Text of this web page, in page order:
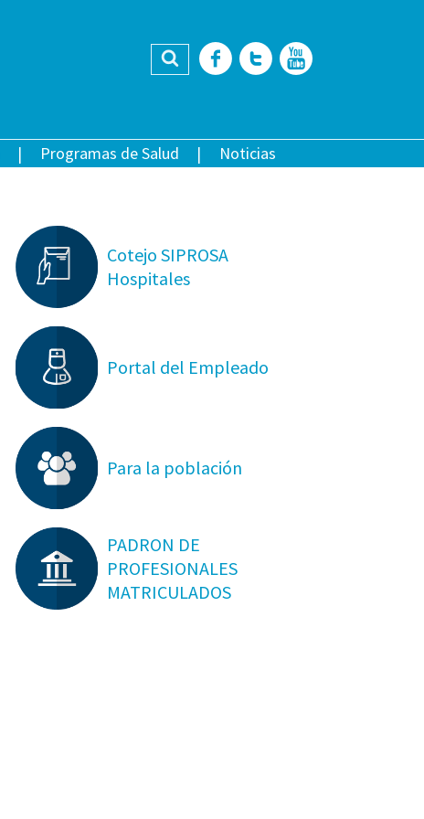
Buscar Facebook
Twitter
Programas de Salud Noticias
Cotejo SIPROSA
Hospitales
Portal del Empleado
Para la población
PADRON DE
PROFESIONALES
MATRICULADOS